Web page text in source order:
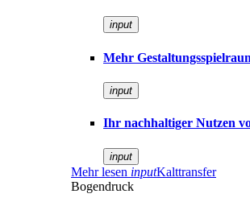
input
Mehr
input
Ihr nachhaltiger Nutzen
input
Mehr lesen inputKalttransfer
Bogendruck